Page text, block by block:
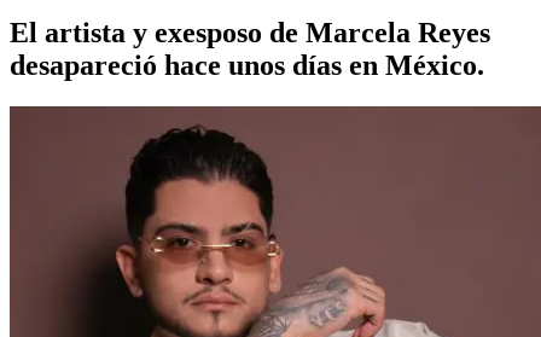
El artista y exesposo de Marcela Reyes
desapareció hace unos días en México.